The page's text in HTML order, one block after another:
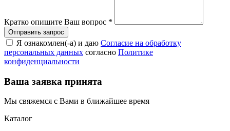
Кратко опишите Ваш вопрос *
Я ознакомлен(-а) и даю Согласие на обработку
персональных данных согласно Политике
конфиденциальности
Ваша заявка принята
Мы свяжемся с Вами в ближайшее время
Каталог